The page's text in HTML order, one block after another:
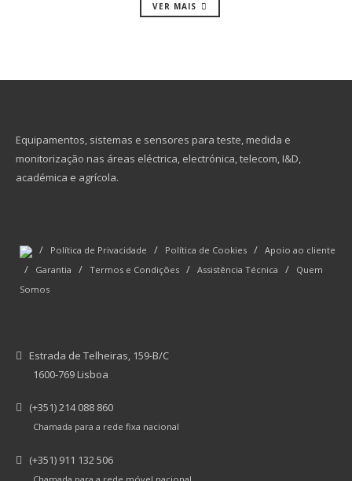
VER MAIS
Equipamentos, sistemas e sensores para teste, medida e
monitorização nas áreas eléctrica, electrónica, telecom, I&D,
académica e agrícola.
/ Política de Privacidade / Política de Cookies / Apoio ao cliente
/ Garantia / Termos e Condições / Assistência Técnica /
Quem
Somos
Estrada de Telheiras, 159-B/C
1600-769 Lisboa
(+351) 214 088 860
Chamada para a rede fixa nacional
(+351) 911 132 506